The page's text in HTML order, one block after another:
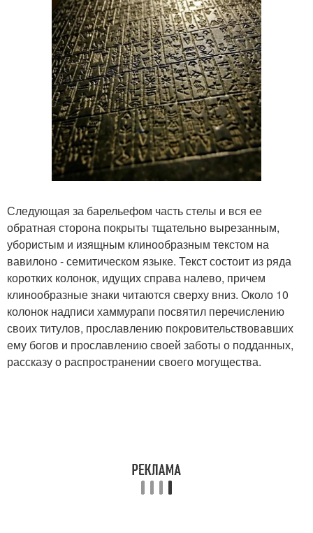
Следующая за барельефом часть стелы и вся ее
обратная сторона покрыты тщательно вырезанным,
убористым и изящным клинообразным текстом на
вавилоно - семитическом языке. Текст состоит из ряда
коротких колонок, идущих справа налево, причем
клинообразные знаки читаются сверху вниз. Около 10
колонок надписи хаммурапи посвятил перечислению
своих титулов, прославлению покровительствовавших
ему богов и прославлению своей заботы о подданных,
рассказу о распространении своего могущества.